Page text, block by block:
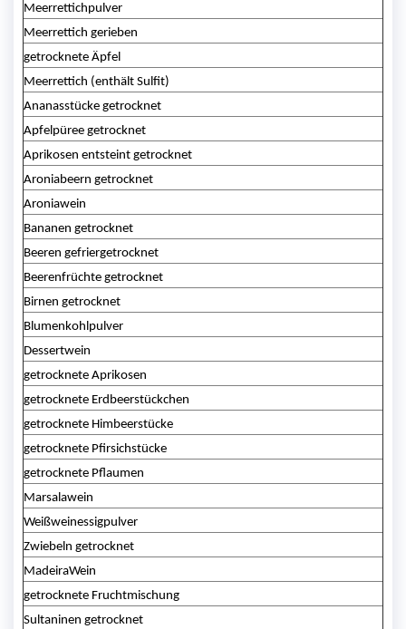
Meerrettichpulver
Meerrettich gerieben
getrocknete Äpfel
Meerrettich (enthält Sulfit)
Ananasstücke getrocknet
Apfelpüree getrocknet
Aprikosen entsteint getrocknet
Aroniabeern getrocknet
Aroniawein
Bananen getrocknet
Beeren gefriergetrocknet
Beerenfrüchte getrocknet
Birnen getrocknet
Blumenkohlpulver
Dessertwein
getrocknete Aprikosen
getrocknete Erdbeerstückchen
getrocknete Himbeerstücke
getrocknete Pfirsichstücke
getrocknete Pflaumen
Marsalawein
Weißweinessigpulver
Zwiebeln getrocknet
MadeiraWein
getrocknete Fruchtmischung
Sultaninen getrocknet